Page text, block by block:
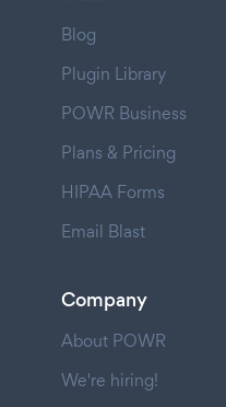
Blog
Plugin Library
POWR Business
Plans & Pricing
HIPAA Forms
Email Blast
Company
About POWR
We're hiring!